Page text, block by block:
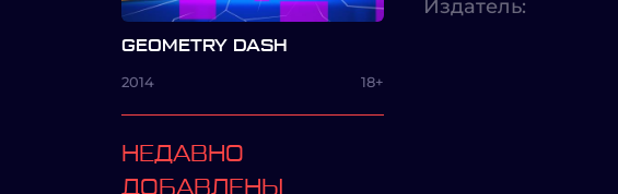
GEOMETRY DASH
2014 18+
НЕДАВНО
ДОБАВЛЕНЫ
Издатель: